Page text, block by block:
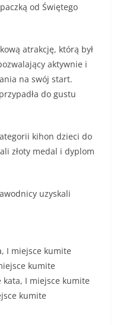
od Świętego
atrakcję, którą był
aktywnie i
na swój start.
do gustu
kihon dzieci do
złoty medal i dyplom
uzyskali
I miejsce kumite
kumite
kata, I miejsce kumite
kumite